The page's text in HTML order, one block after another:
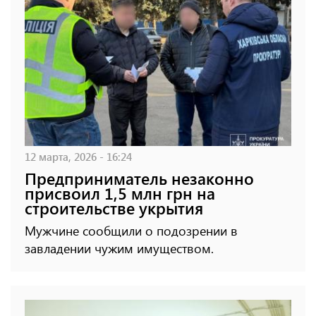
12 марта, 2026 - 16:24
Предприниматель незаконно
присвоил 1,5 млн грн на
строительстве укрытия
Мужчине сообщили о подозрении в
завладении чужим имуществом.